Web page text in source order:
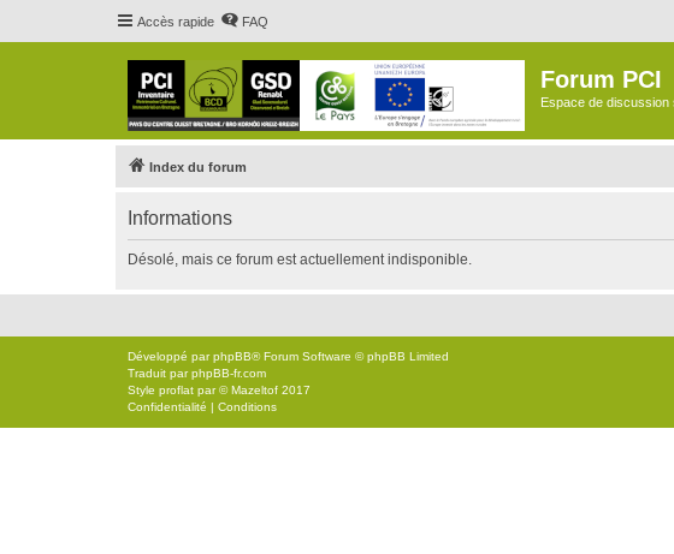
Accès rapide FAQ
Forum PCI
Espace de discussion
Index du forum
Informations
Désolé, mais ce forum est actuellement indisponible.
Développé parphpBB® Forum Software © phpBB Limited
Traduit parphpBB-fr.com
Style proflat par ©Mazeltof 2017
Confidentialité | Conditions